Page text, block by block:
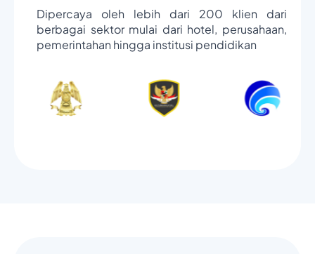
Dipercaya oleh lebih dari 200 klien dari
berbagai sektor mulai dari hotel, perusahaan,
pemerintahan hingga institusi pendidikan